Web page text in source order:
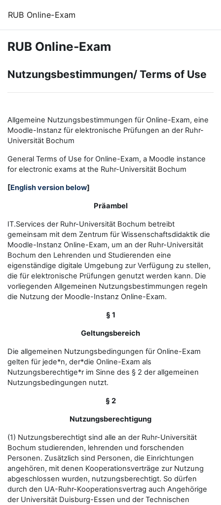
RUB Online-Exam
RUB Online-Exam
Nutzungsbestimmungen/ Terms of Use
Allgemeine Nutzungsbestimmungen für Online-Exam, eine
Moodle-Instanz für elektronische Prüfungen an der Ruhr-
Universität Bochum
General Terms of Use for Online-Exam, a Moodle instance
for electronic exams at the Ruhr-Universität Bochum
[English version below]
Präambel
IT.Services der Ruhr-Universität Bochum betreibt
gemeinsam mit dem Zentrum für Wissenschaftsdidaktik die
Moodle-Instanz Online-Exam, um an der Ruhr-Universität
Bochum den Lehrenden und Studierenden eine
eigenständige digitale Umgebung zur Verfügung zu stellen,
die für elektronische Prüfungen genutzt werden kann. Die
vorliegenden Allgemeinen Nutzungsbestimmungen regeln
die Nutzung der Moodle-Instanz Online-Exam.
§ 1
Geltungsbereich
Die allgemeinen Nutzungsbedingungen für Online-Exam
gelten für jede*n, der*die Online-Exam als
Nutzungsberechtige*r im Sinne des § 2 der allgemeinen
Nutzungsbedingungen nutzt.
§ 2
Nutzungsberechtigung
(1) Nutzungsberechtigt sind alle an der Ruhr-Universität
Bochum studierenden, lehrenden und forschenden
Personen. Zusätzlich sind Personen, die Einrichtungen
angehören, mit denen Kooperationsverträge zur Nutzung
abgeschlossen wurden, nutzungsberechtigt. So dürfen
durch den UA-Ruhr-Kooperationsvertrag auch Angehörige
der Universität Duisburg-Essen und der Technischen